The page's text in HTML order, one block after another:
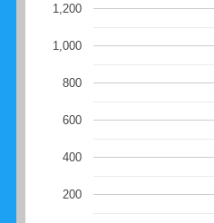
200
400
600
800
1,000
1,200